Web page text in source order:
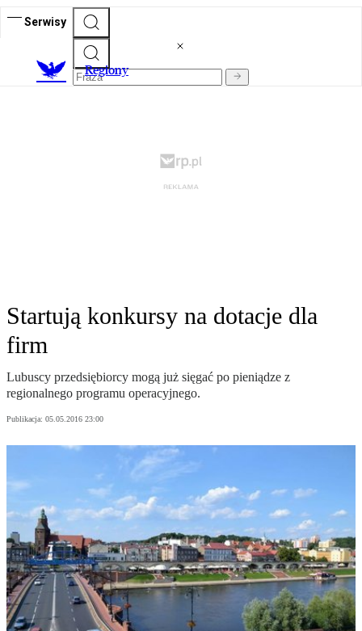
Serwisy
Regiony
Startują konkursy na dotacje dla
firm
Lubuscy przedsiębiorcy mogą już sięgać po pieniądze z
regionalnego programu operacyjnego.
Publikacja: 05.05.2016 23:00